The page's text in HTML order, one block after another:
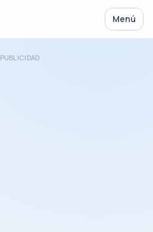
Menú
PUBLICIDAD